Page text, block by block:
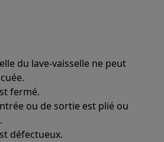
du lave-vaisselle ne peut
fermé.
ou de sortie est plié ou
défectueux.